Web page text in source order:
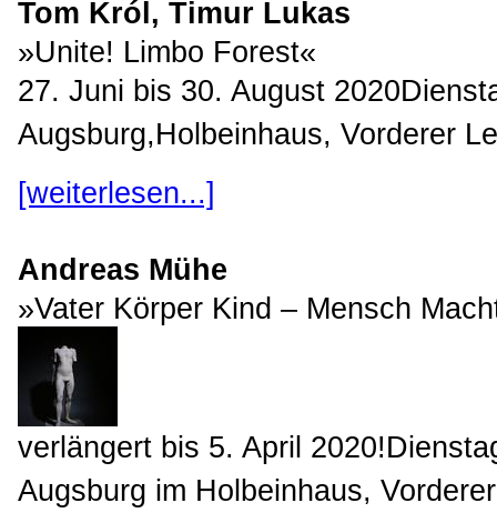
Tom Król, Timur Lukas
»Unite! Limbo Forest«
27. Juni bis 30. August
Augsburg,Holbeinhaus, Vorderer
[weiterlesen...]
Andreas Mühe
»Vater Körper Kind – Mensch
verlängert bis 5. April
Augsburg im Holbeinhaus,